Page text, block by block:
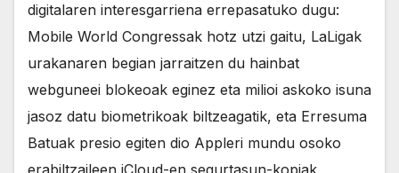
digitalaren interesgarriena errepasatuko dugu:
Mobile World Congressak hotz utzi gaitu, LaLigak
urakanaren begian jarraitzen du hainbat
webguneei blokeoak eginez eta milioi askoko isuna
jasoz datu biometrikoak biltzeagatik, eta Erresuma
Batuak presio egiten dio Appleri mundu osoko